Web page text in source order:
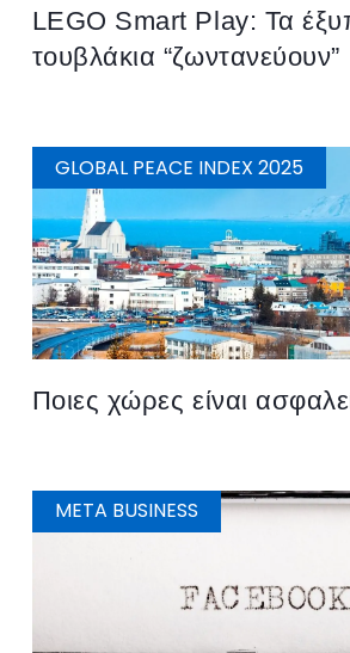
LEGO Smart Play: Τα
τουβλάκια “ζωντανεύουν”
GLOBAL PEACE INDEX 2025
Ποιες χώρες είναι
META BUSINESS